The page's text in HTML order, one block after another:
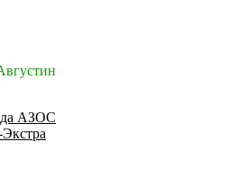
АЗОС